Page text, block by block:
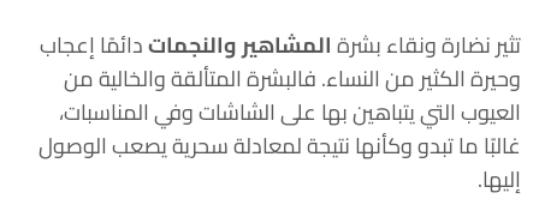
تثير نضارة ونقاء بشرةالمشاهير والنجماتدائمًا إعجاب
وحيرة الكثير من النساء. فالبشرة المتألقة والخالية من
العيوب التي يتباهين بها على الشاشات وفي المناسبات،
غالبًا ما تبدو وكأنها نتيجة لمعادلة سحرية يصعب الوصول
إليها.